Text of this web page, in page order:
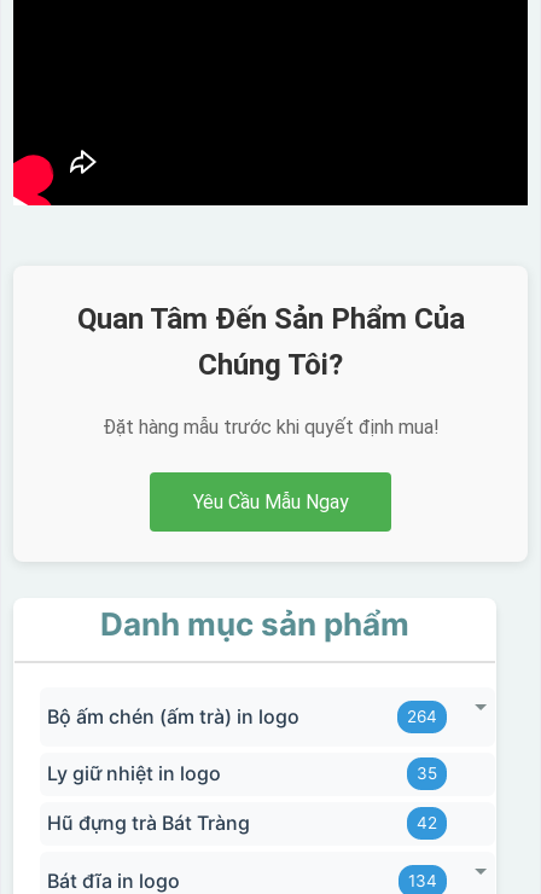
Quan Tâm Đến Sản Phẩm Của
Chúng Tôi?
Đặt hàng mẫu trước khi quyết định mua!
Yêu Cầu Mẫu Ngay
Danh mục sản phẩm
Bộ ấm chén (ấm trà) in logo 264
Ly giữ nhiệt in logo 35
Hũ đựng trà Bát Tràng 42
Bát đĩa in logo 134